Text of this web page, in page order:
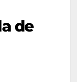
de